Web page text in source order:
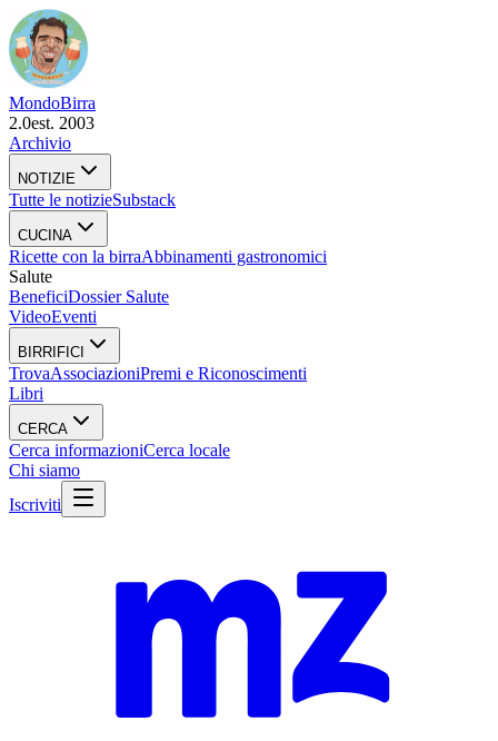
MondoBirra
2.0est. 2003
Archivio
NOTIZIE
Tutte le notizieSubstack
CUCINA
Ricette con la birraAbbinamenti gastronomici
Salute
BeneficiDossier Salute
VideoEventi
BIRRIFICI
TrovaAssociazioniPremi e Riconoscimenti
Libri
CERCA
Cerca informazioniCerca locale
Chi siamo
Iscriviti